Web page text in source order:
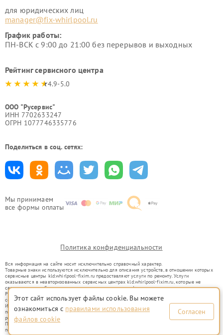
Мы принимаем
все формы оплаты
для юридических лиц
manager@fix-whirlpool.ru
График работы:
ПН-ВСК с 9:00 до 21:00 без перерывов и выходных
Рейтинг сервисного центра
4.9-5.0
ООО "Русервис"
ИНН 7702633247
ОГРН 1077746335776
Поделиться в соц. сетях:
Политика конфиденциальности
Вся информация на сайте носит исключительно справочный характер.
Товарные знаки используются исключительно для описания устройств, в отношении которых
сервисные центры kld.whirlpool-fixim.ru предоставляют услуги по ремонту. Услуги
оказываются в неавторизованных сервисных центрах kld.whirlpool-fixim.ru, которые не
связаны с правообладателями товарных знаков или их официальными представителями.
Ремонт осуществляется для устройств, уже введенных в гражданский оборот в соответствии
со статьей 1487 ГК РФ.
Использование товарных знаков не преследует цели индивидуализации услуг или введения
потребителей в заблуждение, а служит для информирования о предоставляемых услугах по
ремонту техники указанных брендов.
Представленная на сайте информация не является публичной офертой, определяемой
положениями Статьи 437(2) Гражданского кодекса РФ
Этот сайт использует файлы cookie. Вы можете
ознакомиться с правилами использования
файлов cookie
Согласен